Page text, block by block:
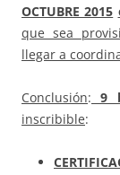
OCTUBRE 2015
que sea
llegar a
Conclusión: 9
inscribible: